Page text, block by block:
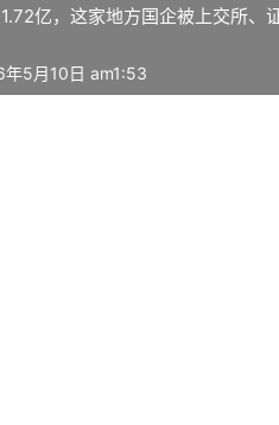
亿，这家地方国企被上交所、
年5月10日 am1:53